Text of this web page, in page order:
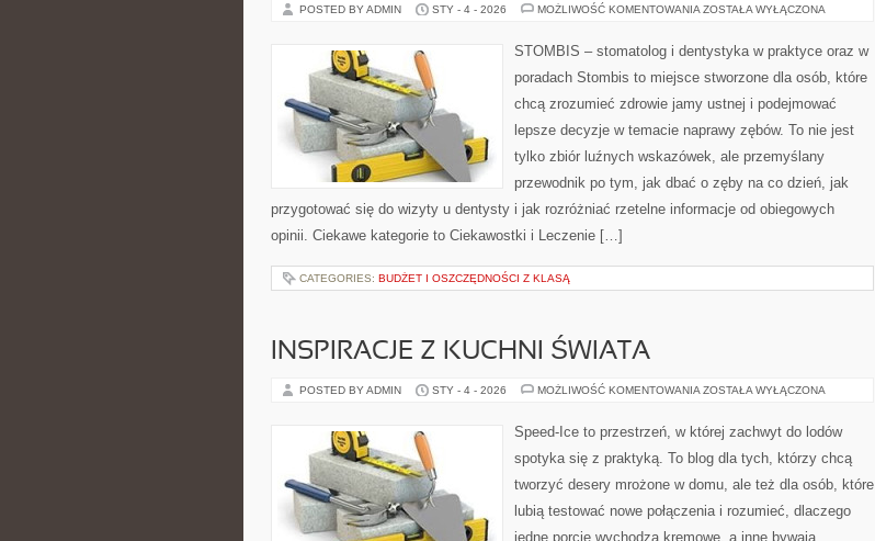
POSTED BY ADMIN STY - 4 - 2026 MOŻLIWOŚĆ KOMENTOWANIA ZDROWIE
RÓŻNYCH
KULTURACH
ZOSTAŁA WYŁĄCZONA
STOMBIS – stomatolog i dentystyka w praktyce oraz w
poradach Stombis to miejsce stworzone dla osób, które
chcą zrozumieć zdrowie jamy ustnej i podejmować
lepsze decyzje w temacie naprawy zębów. To nie jest
tylko zbiór luźnych wskazówek, ale przemyślany
przewodnik po tym, jak dbać o zęby na co dzień, jak
przygotować się do wizyty u dentysty i jak rozróżniać rzetelne informacje od obiegowych
opinii. Ciekawe kategorie to Ciekawostki i Leczenie […]
CATEGORIES: BUDŻET I OSZCZĘDNOŚCI Z KLASĄ
INSPIRACJE Z KUCHNI ŚWIATA
POSTED BY ADMIN STY - 4 - 2026 MOŻLIWOŚĆ KOMENTOWANIA INSPIRACJE
ŚWIATA
ZOSTAŁA WYŁĄCZONA
Speed-Ice to przestrzeń, w której zachwyt do lodów
spotyka się z praktyką. To blog dla tych, którzy chcą
tworzyć desery mrożone w domu, ale też dla osób, które
lubią testować nowe połączenia i rozumieć, dlaczego
jedne porcje wychodzą kremowe, a inne bywają